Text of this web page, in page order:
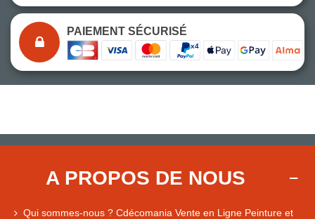
PAIEMENT SÉCURISÉ
A PROPOS DE NOUS
Qui sommes-nous ? Cdécomania Vente en Ligne Peinture et